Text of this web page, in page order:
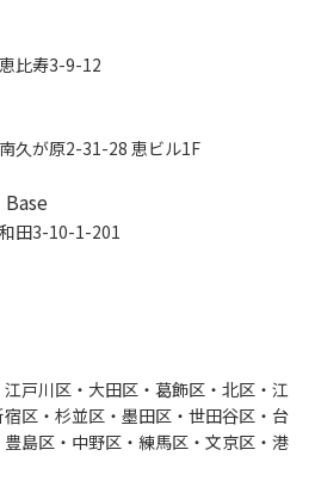
比寿3-9-12
久が原2-31-28 恵ビル1F
田3-10-1-201
戸川区・大田区・葛飾区・北区・江
区・杉並区・墨田区・世田谷区・台
島区・中野区・練馬区・文京区・港